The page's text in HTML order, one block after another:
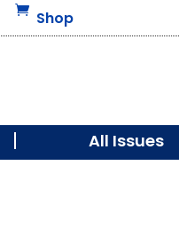
 Shop
All Issues